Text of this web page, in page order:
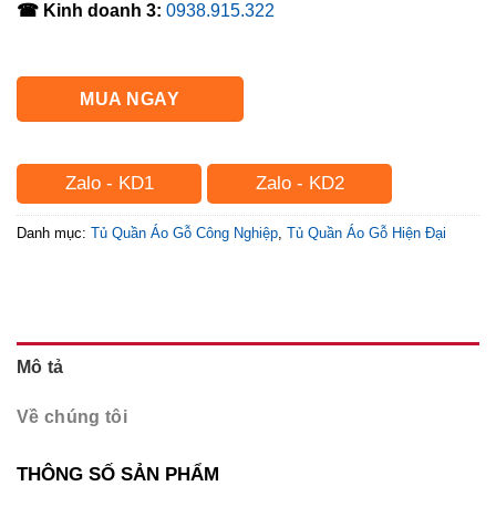
☎ Kinh doanh 3: 0938.915.322
MUA NGAY
Zalo - KD1 Zalo - KD2
Danh mục: Tủ Quần Áo Gỗ Công Nghiệp Tủ Quần Áo Gỗ Hiện Đại
Mô tả
Về chúng tôi
THÔNG SỐ SẢN PHẨM